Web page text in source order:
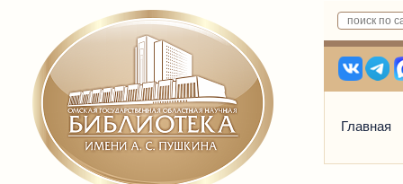
Главная